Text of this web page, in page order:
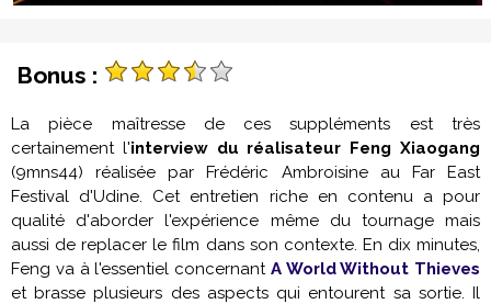
Bonus :
La pièce maîtresse de ces suppléments est très
certainement l'interview du réalisateur Feng Xiaogang
(9mns44) réalisée par Frédéric Ambroisine au Far East
Festival d'Udine. Cet entretien riche en contenu a pour
qualité d'aborder l'expérience même du tournage mais
aussi de replacer le film dans son contexte. En dix minutes,
Feng va à l'essentiel concernant A World Without Thieves
et brasse plusieurs des aspects qui entourent sa sortie. Il